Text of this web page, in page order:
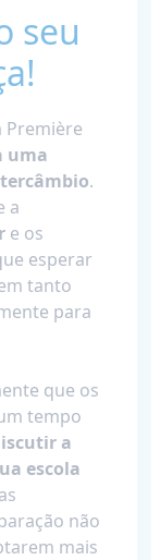
seu
Première
uma
.
a
e os
esperar
tanto
para
que os
tempo
a
escola
não
mais